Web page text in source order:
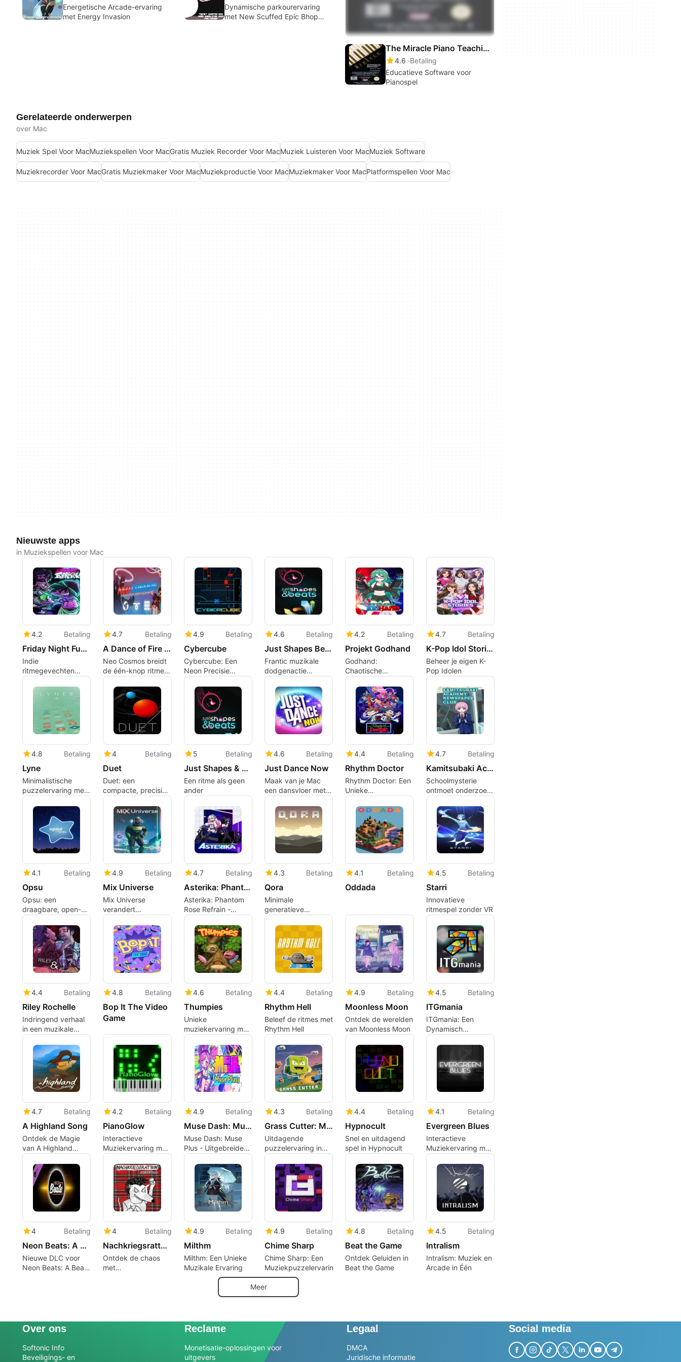
Energetische Arcade-ervaring
met Energy Invasion
Dynamische parkourervaring
met New Scuffed Epic Bhop
The Miracle Piano Teaching System
4.6 Betaling
Educatieve Software voor
Pianospel
Gerelateerde onderwerpen
over Mac
Muziek Spel Voor MacMuziekspellen Voor MacGratis Muziek Recorder Voor MacMuziek Luisteren Voor MacMuziek Software
Muziekrecorder Voor MacGratis Muziekmaker Voor MacMuziekproductie Voor MacMuziekmaker Voor MacPlatformspellen Voor Mac
Nieuwste apps
in Muziekspellen voor Mac
4.2 Betaling
Friday Night Funkin
Indie
ritmegevechten
geleverd aan Mac-
spelers met retro
4.7 Betaling
A Dance of Fire and Ice - Neo Cosmos
Neo Cosmos breidt
de één-knop ritme
uit met
experimentele
mechanics
4.9 Betaling
Cybercube
Cybercube: Een
Neon Precisie
Platformer Die
Exacte Timing
Belohnt
4.6 Betaling
Just Shapes Beats
Frantic muzikale
dodgenactie
gebouwd voor
coöperatieve
spelers
4.2 Betaling
Projekt Godhand
Godhand:
Chaotische
ritmegevechten met
een narratieve klap
4.7 Betaling
K-Pop Idol Stories: Road to Debut
Beheer je eigen K-
Pop Idolen
4.8 Betaling
Lyne
Minimalistische
puzzelervaring met
Lyne
4 Betaling
Duet
Duet: een
compacte, precisie-
gedreven arcade-
ervaring voor
reflexspelers
5 Betaling
Just Shapes & Beats
Een ritme als geen
ander
4.6 Betaling
Just Dance Now
Maak van je Mac
een dansvloer met
een smartphone
4.4 Betaling
Rhythm Doctor
Rhythm Doctor: Een
Unieke
Muziekervaring
4.7 Betaling
Kamitsubaki Academy Newspaper Club
Schoolmysterie
ontmoet onderzoek
in de Kamitsubaki
Academie
Krantenclub
4.1 Betaling
Opsu
Opsu: een
draagbare, open-
source ritmeclient
voor Mac-spelers
4.9 Betaling
Mix Universe
Mix Universe
verandert
muziekcreatie in een
3D creatieve
zandbak
4.7 Betaling
Asterika: Phantom Rose Refrain
Asterika: Phantom
Rose Refrain -
Ritmisch Avontuur
4.3 Betaling
Qora
Minimale
generatieve
muziektool voor
snelle melodische
idee generatie
4.1 Betaling
Oddada
4.5 Betaling
Starri
Innovatieve
ritmespel zonder VR
4.4 Betaling
Riley Rochelle
Indringend verhaal
in een muzikale
puzzelgame
4.8 Betaling
Bop It The Video
Game
4.6 Betaling
Thumpies
Unieke
muziekervaring met
Thumpies
4.4 Betaling
Rhythm Hell
Beleef de ritmes met
Rhythm Hell
4.9 Betaling
Moonless Moon
Ontdek de werelden
van Moonless Moon
4.5 Betaling
ITGmania
ITGmania: Een
Dynamisch
Ritmespel voor
Iedereen
4.7 Betaling
A Highland Song
Ontdek de Magie
van A Highland
Song
4.2 Betaling
PianoGlow
Interactieve
Muziekervaring met
PianoGlow
4.9 Betaling
Muse Dash: Muse Plus
Muse Dash: Muse
Plus - Uitgebreide
Muziekervaring
4.3 Betaling
Grass Cutter: Mutated Lawns
Uitdagende
puzzelervaring in
Grass Cutter
4.4 Betaling
Hypnocult
Snel en uitdagend
spel in Hypnocult
4.1 Betaling
Evergreen Blues
Interactieve
Muziekervaring met
Evergreen Blues
4 Betaling
Neon Beats: A Beat Further
Nieuwe DLC voor
Neon Beats: A Beat
4 Betaling
Nachkriegsratten Punk-Rock Puzzle
Ontdek de chaos
met
4.9 Betaling
Milthm
Milthm: Een Unieke
Muzikale Ervaring
4.9 Betaling
Chime Sharp
Chime Sharp: Een
Muziekpuzzelervaring
4.8 Betaling
Beat the Game
Ontdek Geluiden in
Beat the Game
4.5 Betaling
Intralism
Intralism: Muziek en
Arcade in Één
Meer
Over ons
Softonic Info
Beveiligings- en
Reclame
Monetisatie-oplossingen voor
uitgevers
Legaal
DMCA
Juridische informatie
Social media